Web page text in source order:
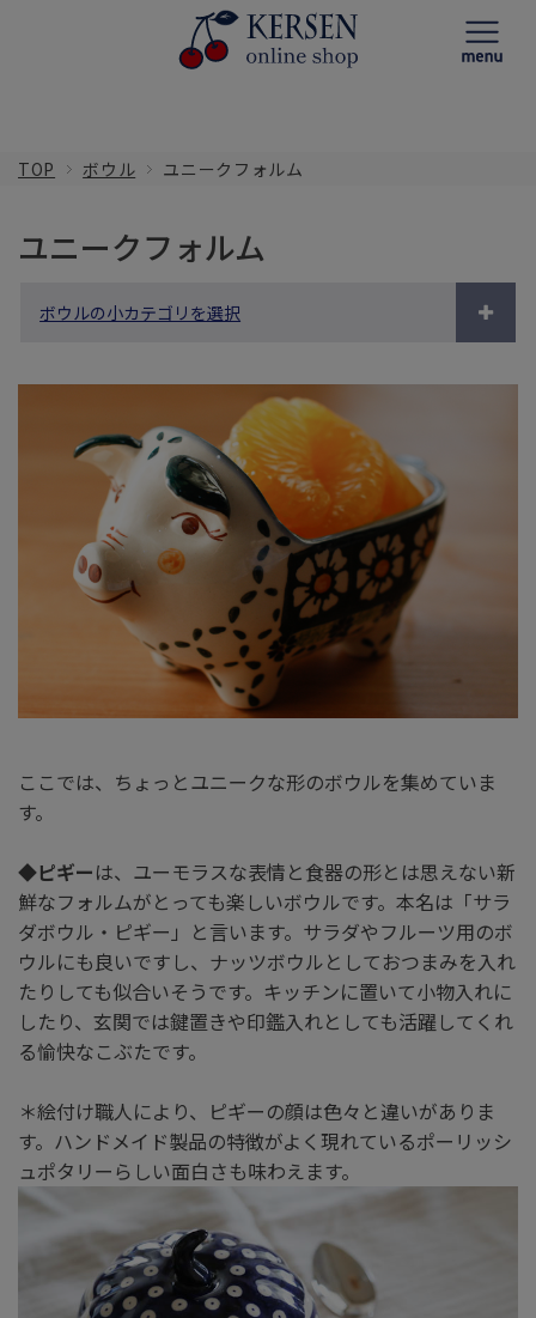
TOP ボウル ユニークフォルム
ユニークフォルム
ボウルの小カテゴリを選択
ここでは、ちょっとユニークな形のボウルを集めていま
す。
◆ピギーは、ユーモラスな表情と食器の形とは思えない新
鮮なフォルムがとっても楽しいボウルです。本名は「サラ
ダボウル・ピギー」と言います。サラダやフルーツ用のボ
ウルにも良いですし、ナッツボウルとしておつまみを入れ
たりしても似合いそうです。キッチンに置いて小物入れに
したり、玄関では鍵置きや印鑑入れとしても活躍してくれ
る愉快なこぶたです。
＊絵付け職人により、ピギーの顔は色々と違いがありま
す。ハンドメイド製品の特徴がよく現れているポーリッシ
ュポタリーらしい面白さも味わえます。